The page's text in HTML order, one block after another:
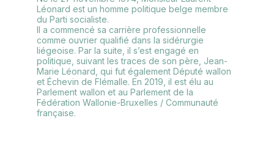
Léonard est un homme politique belge membre
du Parti socialiste.
Il a commencé sa carrière professionnelle
comme ouvrier qualifié dans la sidérurgie
liégeoise. Par la suite, il s’est engagé en
politique, suivant les traces de son père, Jean-
Marie Léonard, qui fut également Député wallon
et Échevin de Flémalle. En 2019, il est élu au
Parlement wallon et au Parlement de la
Fédération Wallonie-Bruxelles / Communauté
française.